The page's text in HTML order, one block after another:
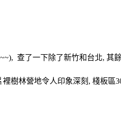
查了一下除了新竹和台北,
樹林營地令人印象深刻, 棧板